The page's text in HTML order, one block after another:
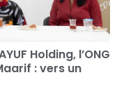
Holding, l’ONG
: vers un